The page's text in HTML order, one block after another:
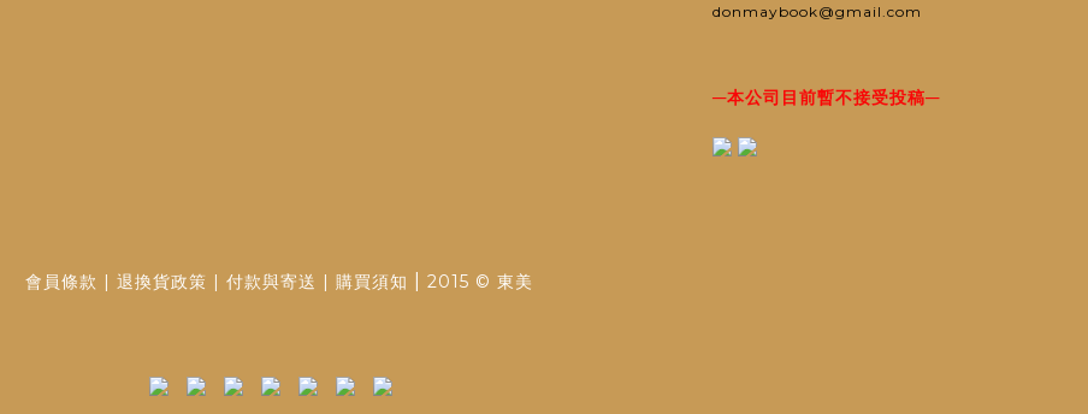
donmaybook@gmail.com
─本公司目前暫不接受投稿─
會員條款 | 退換貨政策 | 付款與寄送 | 購買須知 2015 © 東美